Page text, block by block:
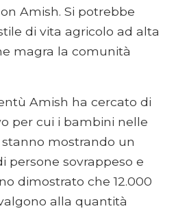
Amish. Si potrebbe
di vita agricolo ad alta
magra la comunità
Amish ha cercato di
per cui i bambini nelle
mostrando un
persone sovrappeso e
dimostrato che 12.000
alla quantità